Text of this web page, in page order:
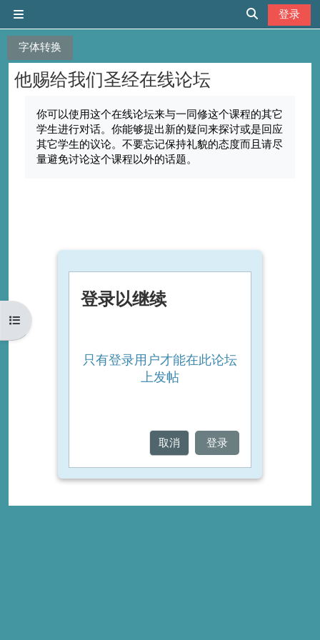
字体转换
切换搜索输入
登录
打开课程索引
他赐给我们圣经在线论坛
你可以使用这个在线论坛来与一同修这个课程的其它
学生进行对话。你能够提出新的疑问来探讨或是回应
其它学生的议论。不要忘记保持礼貌的态度而且请尽
量避免讨论这个课程以外的话题。
登录以继续
只有登录用户才能在此论坛
上发帖
取消 登录